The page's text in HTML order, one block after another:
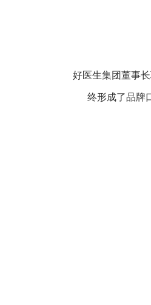
好医生集团董事
终形成了品牌